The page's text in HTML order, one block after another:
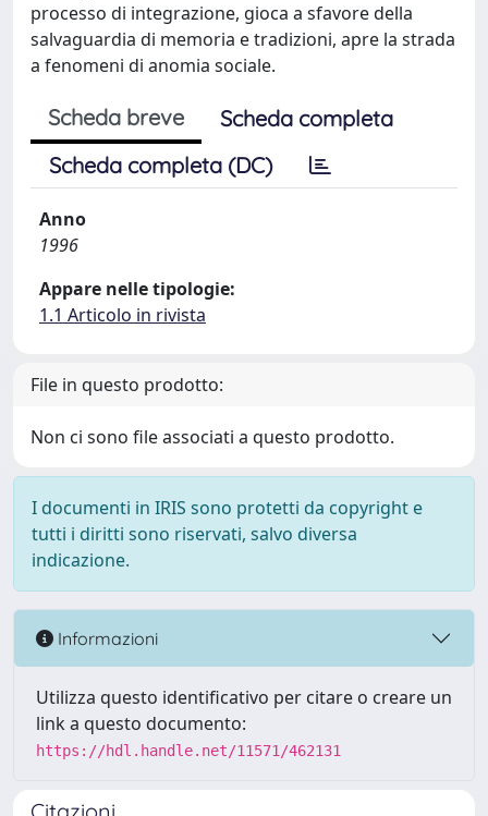
processo di integrazione, gioca a sfavore della
salvaguardia di memoria e tradizioni, apre la strada
a fenomeni di anomia sociale.
Scheda breve
Scheda completa
Scheda completa (DC)
Anno
1996
Appare nelle tipologie:
1.1 Articolo in rivista
File in questo prodotto:
Non ci sono file associati a questo prodotto.
I documenti in IRIS sono protetti da copyright e
tutti i diritti sono riservati, salvo diversa
indicazione.
Informazioni
Utilizza questo identificativo per citare o creare un
link a questo documento:
https://hdl.handle.net/11571/462131